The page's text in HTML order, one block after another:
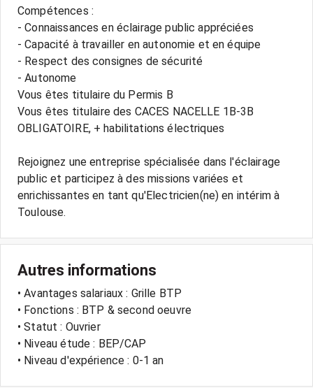
Compétences :
- Connaissances en éclairage public appréciées
- Capacité à travailler en autonomie et en équipe
- Respect des consignes de sécurité
- Autonome
Vous êtes titulaire du Permis B
Vous êtes titulaire des CACES NACELLE 1B-3B
OBLIGATOIRE, + habilitations électriques
Rejoignez une entreprise spécialisée dans l'éclairage
public et participez à des missions variées et
enrichissantes en tant qu'Electricien(ne) en intérim à
Autres informations
• Avantages salariaux : Grille BTP
• Fonctions : BTP & second oeuvre
• Statut : Ouvrier
• Niveau étude : BEP/CAP
• Niveau d'expérience : 0-1 an